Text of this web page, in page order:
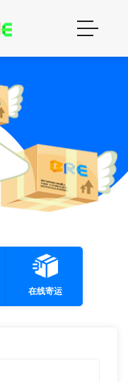
在线寄运